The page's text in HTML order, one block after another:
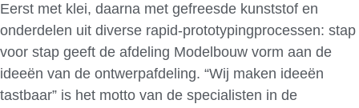
Eerst met klei, daarna met gefreesde kunststof en
onderdelen uit diverse rapid-prototypingprocessen: stap
voor stap geeft de afdeling Modelbouw vorm aan de
ideeën van de ontwerpafdeling. “Wij maken ideeën
tastbaar” is het motto van de specialisten in de